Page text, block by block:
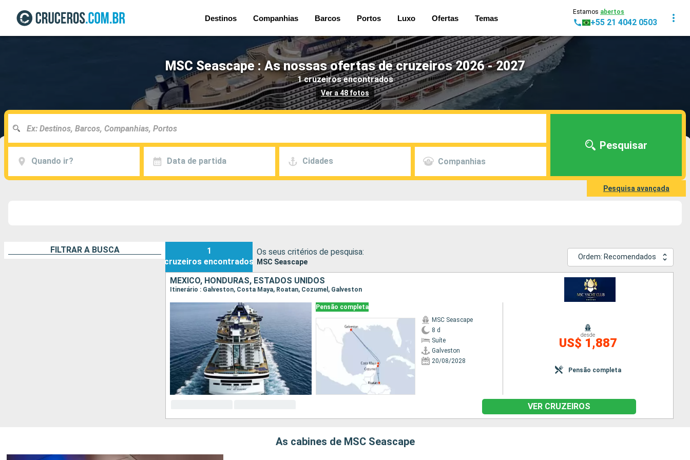
Destinos Companhias Barcos Portos Luxo Ofertas Temas
Estamos abertos
+55 21 4042 0503
MSC Seascape : As nossas ofertas de cruzeiros 2026 - 2027
1 cruzeiros encontrados
Ver a 48 fotos
Quando ir? Data de partida Cidades Companhias
Pesquisar
Pesquisa avançada
FILTRAR A BUSCA
1
cruzeiros encontrados
Os seus critérios de pesquisa:
MSC Seascape
Ordem: Recomendados
MÉXICO, HONDURAS, ESTADOS UNIDOS
Itinerário : Galveston, Costa Maya, Roatan, Cozumel, Galveston
Pensão completa
MSC Seascape
8 d
Suíte
Galveston
20/08/2028
desde
US$ 1,887
Pensão completa
VER CRUZEIROS
As cabines de MSC Seascape